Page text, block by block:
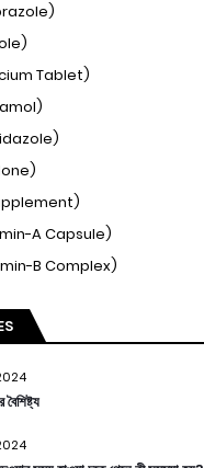
Tablet)
Supplement)
A Capsule)
B Complex)